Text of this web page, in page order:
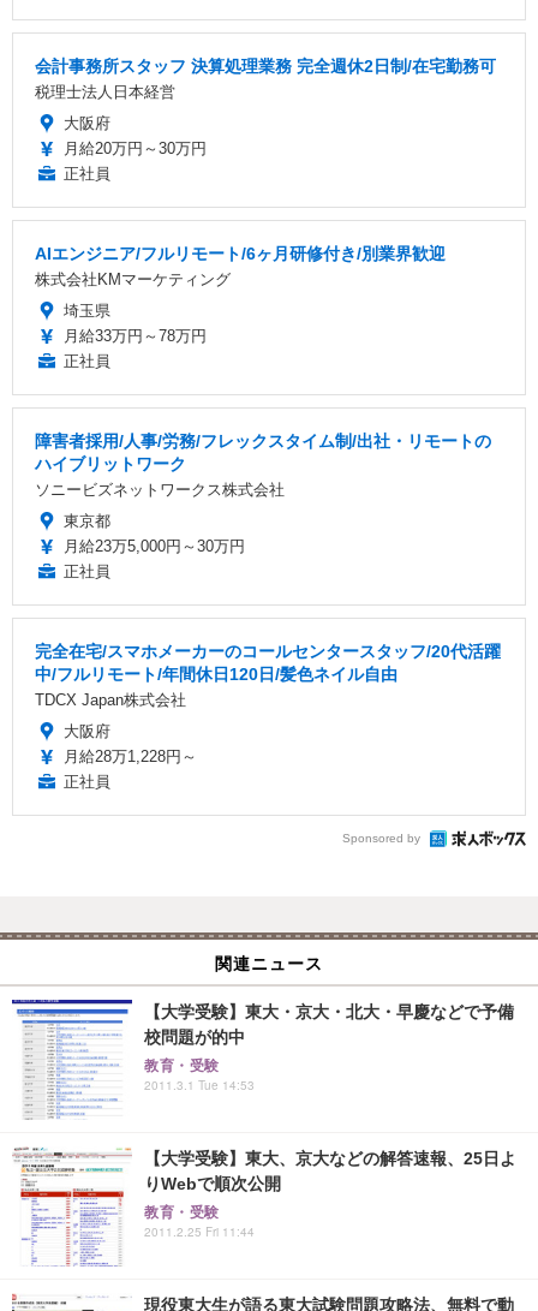
会計事務所スタッフ 決算処理業務 完全週休2日制/在宅勤務可
税理士法人日本経営
大阪府
月給20万円～30万円
正社員
AIエンジニア/フルリモート/6ヶ月研修付き/別業界歓迎
株式会社KMマーケティング
埼玉県
月給33万円～78万円
正社員
障害者採用/人事/労務/フレックスタイム制/出社・リモートの
ハイブリットワーク
ソニービズネットワークス株式会社
東京都
月給23万5,000円～30万円
正社員
完全在宅/スマホメーカーのコールセンタースタッフ/20代活躍
中/フルリモート/年間休日120日/髪色ネイル自由
TDCX Japan株式会社
大阪府
月給28万1,228円～
正社員
Sponsored by
関連ニュース
【大学受験】東大・京大・北大・早慶などで予備
校問題が的中
教育・受験
2011.3.1 Tue 14:53
【大学受験】東大、京大などの解答速報、25日よ
りWebで順次公開
教育・受験
2011.2.25 Fri 11:44
現役東大生が語る東大試験問題攻略法、無料で動